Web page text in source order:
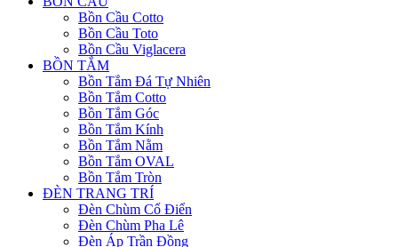
Bồn Cầu Cotto
Bồn Cầu Toto
Bồn Cầu Viglacera
BỒN TẮM
Bồn Tắm Đá Tự Nhiên
Bồn Tắm Cotto
Bồn Tắm Góc
Bồn Tắm Kính
Bồn Tắm Nằm
Bồn Tắm OVAL
Bồn Tắm Tròn
ĐÈN TRANG TRÍ
Đèn Chùm Cổ Điển
Đèn Chùm Pha Lê
Đèn Áp Trần Đồng